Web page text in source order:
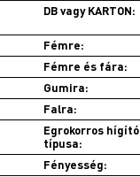
DB vagy KARTON:
Fémre:
Fémre és fára:
Gumira:
Falra:
Egrokorros hígító
típusa:
Fényesség: